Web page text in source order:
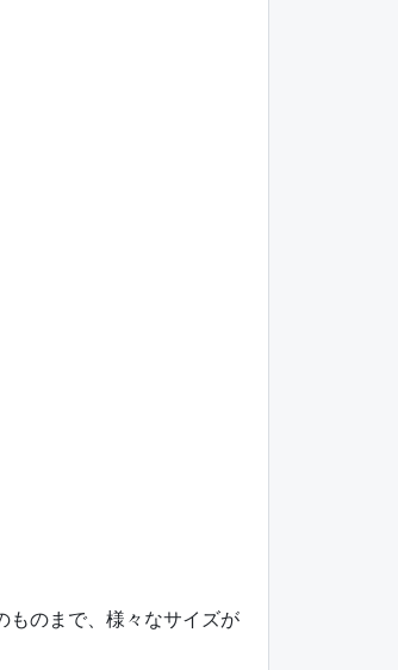
ものまで、様々なサイズが